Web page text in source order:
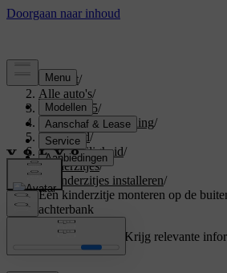
Support/
Alle auto's/
EX40 2025/
Gebruikershandleiding/
Veiligheid/
Kinderveiligheid/
Kinderzitjes/
Kinderzitjes installeren/
Een kinderzitje monteren op de
achterbank
Ondersteuning op maat
Krijg relevante